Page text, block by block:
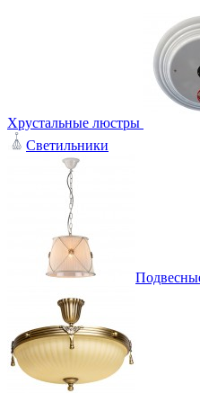
Хрустальные люстры
Светильники